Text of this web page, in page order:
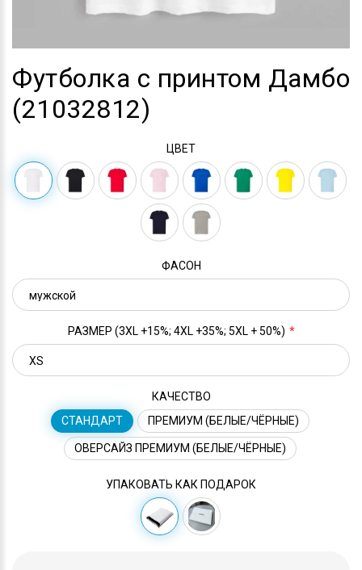
Футболка с принтом Дамбо
(21032812)
ЦВЕТ
ФАСОН
РАЗМЕР (3XL +15%; 4XL +35%; 5XL + 50%)
КАЧЕСТВО
СТАНДАРТ
ПРЕМИУМ (БЕЛЫЕ/ЧЁРНЫЕ)
ОВЕРСАЙЗ ПРЕМИУМ (БЕЛЫЕ/ЧЁРНЫЕ)
УПАКОВАТЬ КАК ПОДАРОК